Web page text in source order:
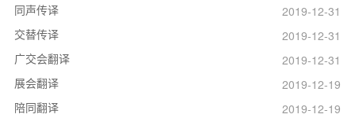
同声传译
2019-12-31
交替传译
2019-12-31
广交会翻译
2019-12-31
展会翻译
2019-12-19
陪同翻译
2019-12-19